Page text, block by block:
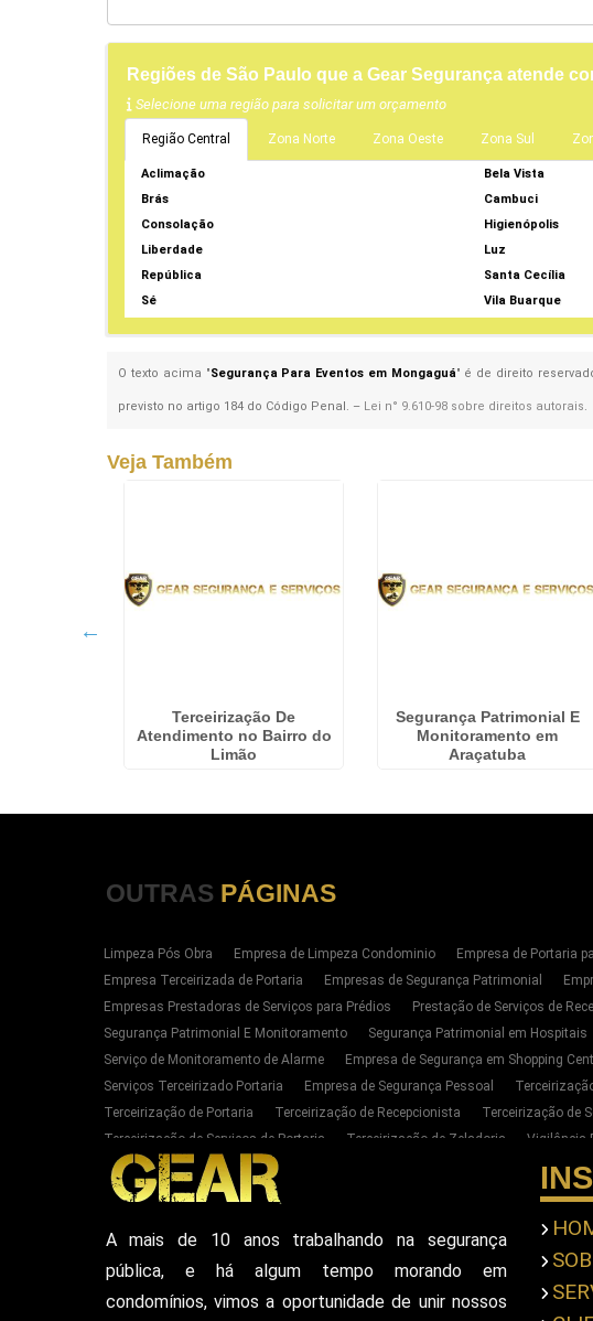
Regiões de São Paulo que a Gear Segurança atende
Selecione uma região para solicitar um orçamento
Região Central Zona Norte Zona Oeste Zona Sul
Aclimação Bela Vista
Brás
Cambuci
Consolação
Higienópolis
Liberdade
Luz
República
Santa Cecília
Sé
Vila Buarque
O texto acima "Segurança Para Eventos em Mongaguá" é de direito
previsto no artigo 184 do Código Penal. – Lei n° 9.610-98 sobre direitos autorais.
Veja Também
Terceirização De
Atendimento no Bairro do
Limão
Segurança Patrimonial E
Monitoramento em
Araçatuba
OUTRAS PÁGINAS
Limpeza Pós Obra Empresa de Limpeza Condominio Empresa de Portaria
Empresa Terceirizada de Portaria
Empresas de Segurança Patrimonial
Empresas Prestadoras de Serviços para Prédios
Prestação de Serviços de
Segurança Patrimonial E Monitoramento
Segurança Patrimonial em Hospitais
Serviço de Monitoramento de Alarme
Empresa de Segurança em Shopping
Serviços Terceirizado Portaria
Empresa de Segurança Pessoal
Terceirização de Portaria
Terceirização de Recepcionista Terceirização de
Terceirização de Serviços de Portaria
Terceirização de Zeladoria Vigilância
Empresas de Portaria E Limpeza Sp Zona Oeste
Empresas de Segurança
Serviços Terceirizado Portaria em SP
Segurança Patrimonial para Empresas
Contratar Seguranca
Empresa De Seguranca Particular
Empresa De Seguranca Patrimonial
Seguranca Particular Armada
Seguranca Pessoal Privada Escolta Armada
Vigilante De Seguranca Pessoal Privada
Empresa De Seguranca Privada Em
A mais de 10 anos trabalhando na segurança
pública, e há algum tempo morando em
condomínios, vimos a oportunidade de unir nossos